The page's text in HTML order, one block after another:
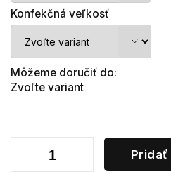
Konfekčná veľkosť
Môžeme doručiť do:
Zvoľte variant
Pridať